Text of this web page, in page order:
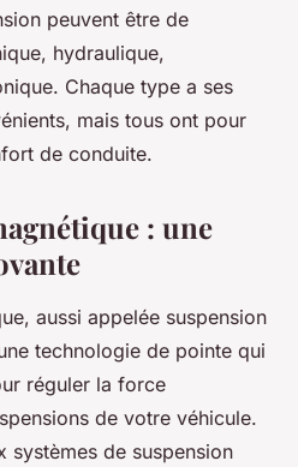
peuvent être de
hydraulique,
Chaque type a ses
mais tous ont pour
de conduite.
: une
aussi appelée suspension
technologie de pointe qui
réguler la force
de votre véhicule.
systèmes de suspension